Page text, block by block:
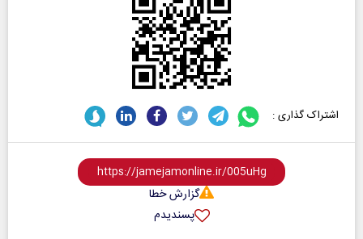
اشتراک گذاری :
گزارش خطا
پسندیدم